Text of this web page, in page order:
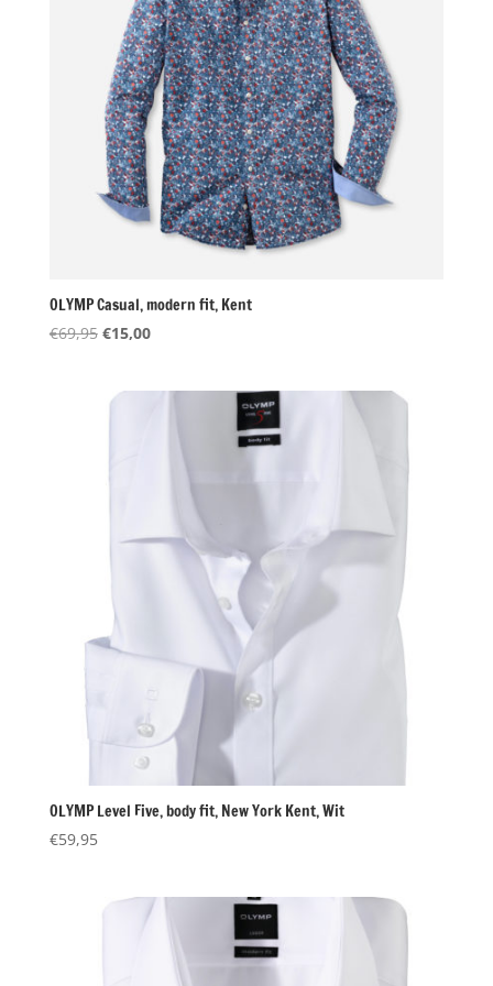
OLYMP Casual, modern fit, Kent
€69,95 Oorspronkelijke
€69,95.
€15,00Huidige
OLYMP Level Five, body fit, New York Kent, Wit
€59,95